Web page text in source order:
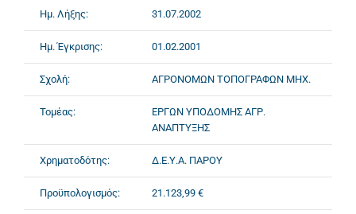
Ημ. Λήξης: 31.07.2002
Ημ. Έγκρισης: 01.02.2001
Σχολή: ΑΓΡΟΝΟΜΩΝ ΤΟΠΟΓΡΑΦΩΝ ΜΗΧ.
Τομέας:
ΕΡΓΩΝ ΥΠΟΔΟΜΗΣ ΑΓΡ.
ΑΝΑΠΤΥΞΗΣ
Χρηματοδότης: Δ.Ε.Υ.Α. ΠΑΡΟΥ
Προϋπολογισμός: 21.123,99 €